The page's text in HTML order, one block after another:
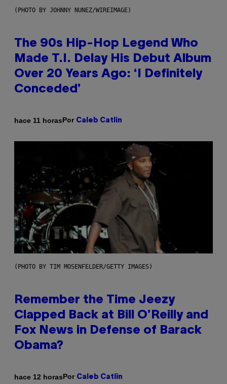
(PHOTO BY JOHNNY NUNEZ/WIREIMAGE)
The 90s Hip-Hop Legend Who
Made T.I. Delay His Debut Album
Over 20 Years Ago: ‘I Definitely
Conceded’
hace 11 horasPor Caleb Catlin
(PHOTO BY TIM MOSENFELDER/GETTY IMAGES)
Remember the Time Jeezy
Clapped Back at Bill O’Reilly and
Fox News in Defense of Barack
Obama?
hace 12 horasPor Caleb Catlin